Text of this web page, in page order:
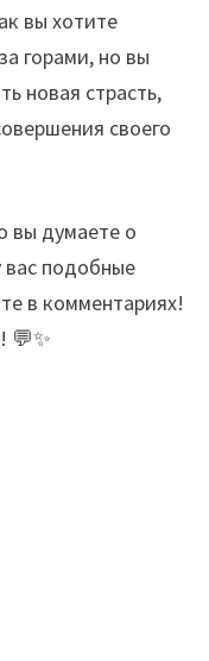
вы хотите
горами, но вы
новая страсть,
своего
вы думаете о
вас подобные
в комментариях!
💬✨